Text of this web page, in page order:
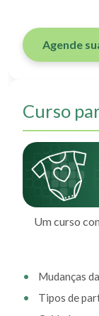
Agende
Curso
Um curso
Mudanças
Tipos de